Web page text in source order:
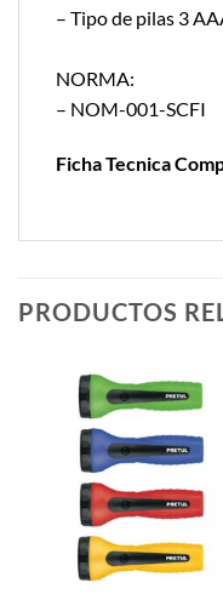
– Tipo de pilas 3
NORMA:
– NOM-001-SCFI
Ficha Tecnica
PRODUCTOS